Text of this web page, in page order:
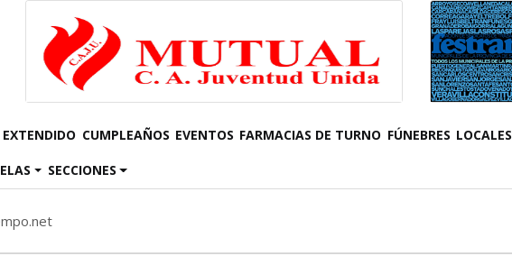
CUMPLEAÑOS EVENTOS FARMACIAS DE TURNO FÚNEBRES LOCALES
SECCIONES